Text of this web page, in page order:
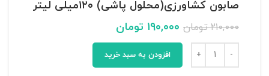
صابون کشاورزی(محلول پاشی) ۱۲۰میلی لیتر
۲۱۰,۰۰۰ تومان ۱۹۰,۰۰۰ تومان
افزودن به سبد خرید